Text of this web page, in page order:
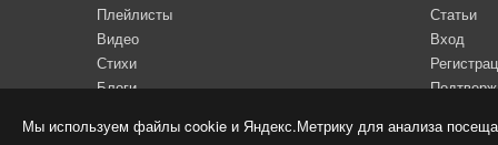
Мы используем файлы cookie и Яндекс.Метрику для анализа
Вернись в Сорренто,
Плейлисты
Видео
Стихи
Блоги
Статьи
Вход